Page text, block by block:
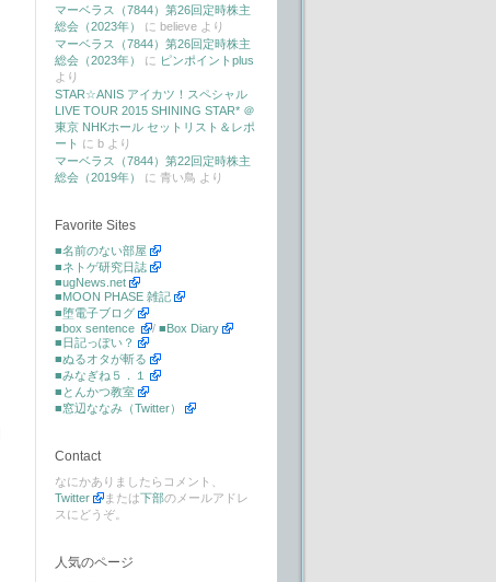
マーベラス（7844）第26回定時株主
総会（2023年）
に believe より
マーベラス（7844）第26回定時株主
総会（2023年）
に ピンポイントplus
より
STAR☆ANIS アイカツ！スペシャル
LIVE TOUR 2015 SHINING STAR* ＠
東京 NHKホール セットリスト＆レポ
ート に b より
マーベラス（7844）第22回定時株主
総会（2019年）
に 青い鳥 より
Favorite Sites
■名前のない部屋
■ネトゲ研究日誌
■ugNews.net
■MOON PHASE 雑記
■堕電子ブログ
■box sentence
/ ■Box Diary
■日記っぽい？
■ぬるオタが斬る
■みなぎね５．１
■とんかつ教室
■窓辺ななみ（Twitter）
Contact
なにかありましたらコメント、
Twitter
または下部のメールアドレ
スにどうぞ。
人気のページ